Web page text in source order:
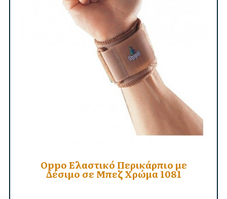
Oppo Ελαστικό Περικάρπιο με
Δέσιμο σε Μπεζ Χρώμα 1081